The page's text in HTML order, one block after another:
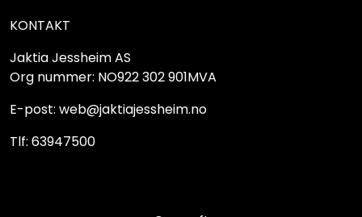
KONTAKT
Jaktia Jessheim AS
Org nummer: NO922 302 901MVA
E-post: web@jaktiajessheim.no
Tlf: 63947500